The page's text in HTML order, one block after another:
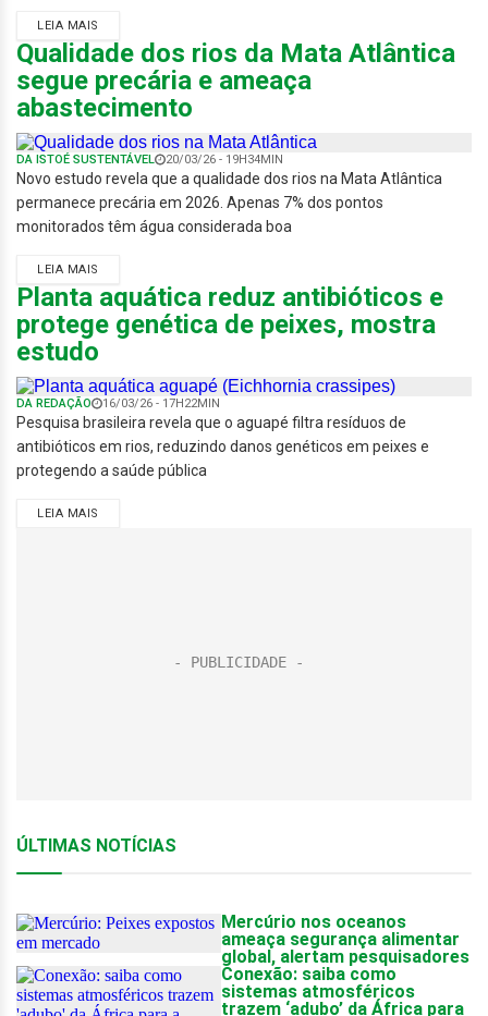
LEIA MAIS
Qualidade dos rios da Mata Atlântica
segue precária e ameaça
abastecimento
DA ISTOÉ SUSTENTÁVEL 20/03/26 - 19H34MIN
Novo estudo revela que a qualidade dos rios na Mata Atlântica
permanece precária em 2026. Apenas 7% dos pontos
monitorados têm água considerada boa
LEIA MAIS
Planta aquática reduz antibióticos e
protege genética de peixes, mostra
estudo
DA REDAÇÃO 16/03/26 - 17H22MIN
Pesquisa brasileira revela que o aguapé filtra resíduos de
antibióticos em rios, reduzindo danos genéticos em peixes e
protegendo a saúde pública
LEIA MAIS